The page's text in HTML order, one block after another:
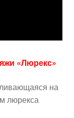
«Люрекс»
на
люрекса